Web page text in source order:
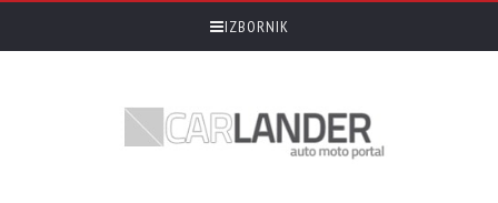
IZBORNIK